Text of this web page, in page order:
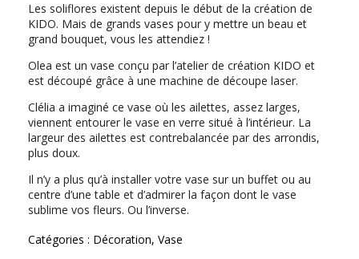
Les soliflores existent depuis le début de la création de
KIDO. Mais de grands vases pour y mettre un beau et
grand bouquet, vous les attendiez !
Olea est un vase conçu par l’atelier de création KIDO et
est découpé grâce à une machine de découpe laser.
Clélia a imaginé ce vase où les ailettes, assez larges,
viennent entourer le vase en verre situé à l’intérieur. La
largeur des ailettes est contrebalancée par des arrondis,
plus doux.
Il n’y a plus qu’à installer votre vase sur un buffet ou au
centre d’une table et d’admirer la façon dont le vase
sublime vos fleurs. Ou l’inverse.
Catégories : Décoration, Vase